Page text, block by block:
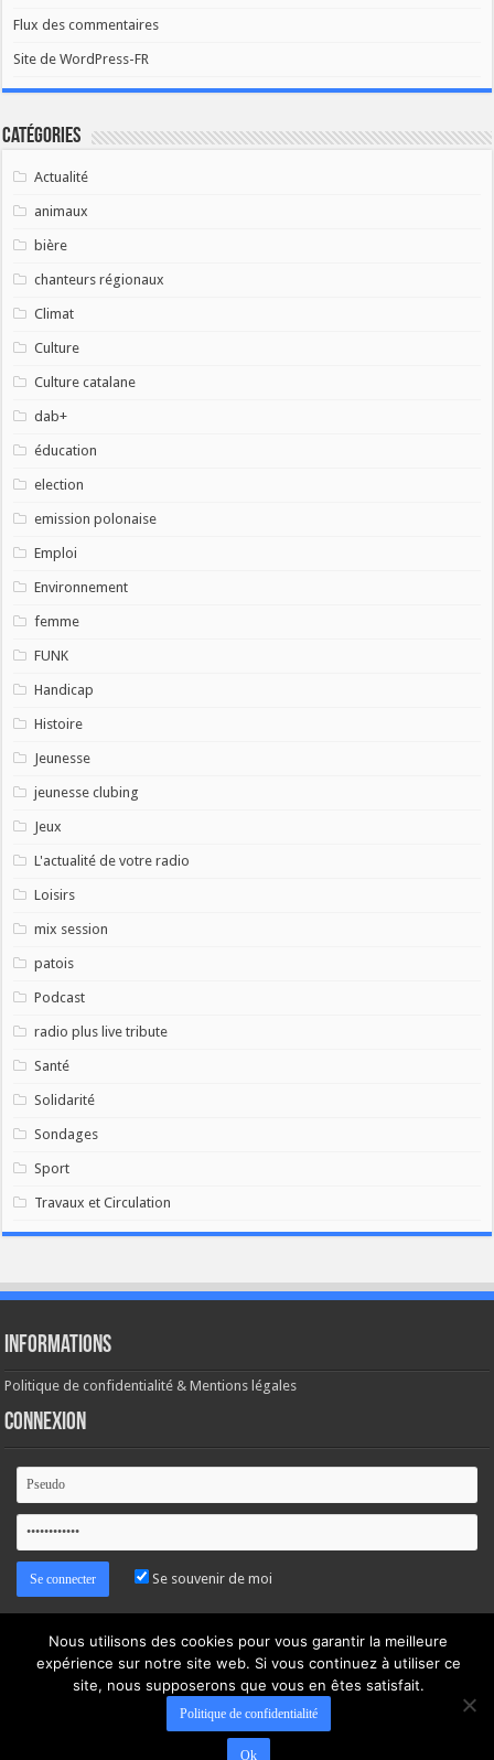
Flux des commentaires
Site de WordPress-FR
Catégories
Actualité
animaux
bière
chanteurs régionaux
Climat
Culture
Culture catalane
dab+
éducation
election
emission polonaise
Emploi
Environnement
femme
FUNK
Handicap
Histoire
Jeunesse
jeunesse clubing
Jeux
L'actualité de votre radio
Loisirs
mix session
patois
Podcast
radio plus live tribute
Santé
Solidarité
Sondages
Sport
Travaux et Circulation
Informations
Politique de confidentialité & Mentions légales
Connexion
Se souvenir de moi
Nous utilisons des cookies pour vous garantir la meilleure
expérience sur notre site web. Si vous continuez à utiliser ce
site, nous supposerons que vous en êtes satisfait.
Politique de confidentialité
Ok